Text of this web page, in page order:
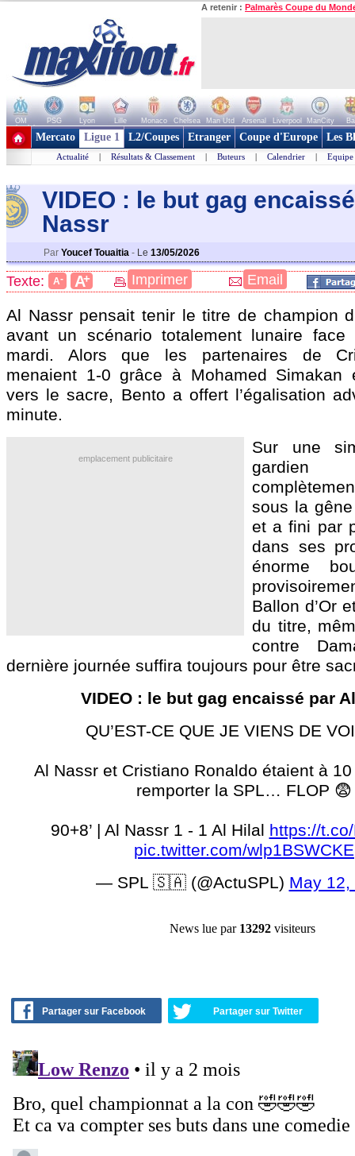
A retenir : Palmarès Coupe du
OM PSG Lyon Lille Monaco Chelsea Man Utd Arsenal Liverpool ManCity
+ de clubs
Mercato Ligue 1 L2/Coupes Etranger Coupe d'Europe Les
Actualité | Résultats & Classement | Buteurs | Calendrier | Equipe
VIDEO : le but gag
Nassr
Par Youcef Touaitia - Le 13/05/2026
Texte: A- A+ Imprimer Email
Al Nassr pensait tenir le titre de champion
avant un scénario totalement lunaire
mardi. Alors que les partenaires de
menaient 1-0 grâce à Mohamed Simakan
vers le sacre, Bento a offert l’égalisation
minute.
emplacement publicitaire
Sur une
gardien
sous la gêne
et a fini par
dans ses
énorme
Ballon d’Or
du titre,
contre
dernière journée suffira toujours pour être
VIDEO : le but gag encaissé par
QU’EST-CE QUE JE VIENS DE
Al Nassr et Cristiano Ronaldo étaient à
remporter la SPL… FLOP 😨
90+8’ | Al Nassr 1 - 1 Al Hilal https://
pic.twitter.com/wlp1BSWCKE
— SPL 🇸🇦 (@ActuSPL) May 12,
News lue par 13292 visiteurs
Partager sur Facebook Partager sur Twitter